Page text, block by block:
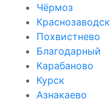
Чёрмоз
Краснозаводск
Похвистнево
Благодарный
Карабаново
Курск
Азнакаево